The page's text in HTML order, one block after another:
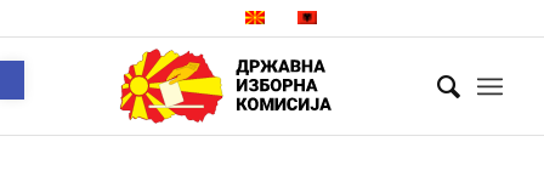
Open toolbar